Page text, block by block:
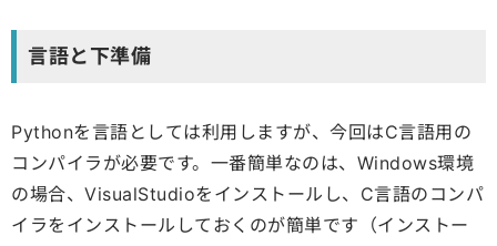
言語と下準備
Pythonを言語としては利用しますが、今回はC言語用の
コンパイラが必要です。一番簡単なのは、Windows環境
の場合、VisualStudioをインストールし、C言語のコンパ
イラをインストールしておくのが簡単です（インストー